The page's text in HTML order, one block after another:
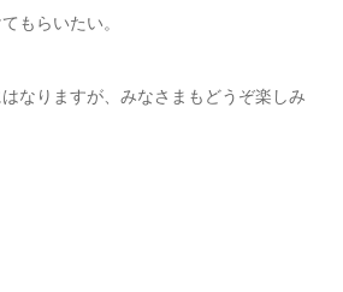
もらいたい。
なりますが、みなさまもどうぞ楽しみ